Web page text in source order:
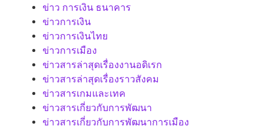
ข่าว การเงิน ธนาคาร
ข่าวการเงิน
ข่าวการเงินไทย
ข่าวการเมือง
ข่าวสารล่าสุดเรื่องงานอดิเรก
ข่าวสารล่าสุดเรื่องราวสังคม
ข่าวสารเกมและเทค
ข่าวสารเกี่ยวกับการพัฒนา
ข่าวสารเกี่ยวกับการพัฒนาการเมือง